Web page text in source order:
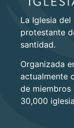
La Iglesia
protestante
santidad.
Organizada
actualmente
de miembros
30,000